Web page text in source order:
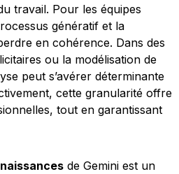
travail. Pour les équipes
génératif et la
en cohérence. Dans des
ou la modélisation de
peut s’avérer déterminante
cette granularité offre
tout en garantissant
de Gemini est un